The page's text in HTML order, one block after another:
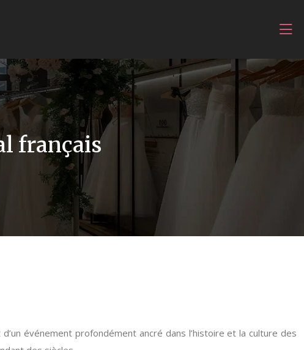
français
événement profondément ancré dans l’histoire et la culture des